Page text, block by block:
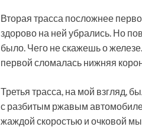
Вторая трасса посложнее
здорово на ней убрались. Но
было. Чего не скажешь о
первой сломалась нижняя
Третья трасса, на мой взгляд,
с разбитым ржавым
жаждой скоростью и очковой